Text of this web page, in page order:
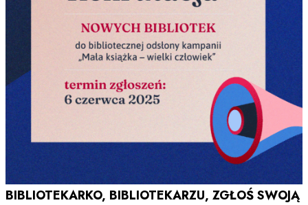
BIBLIOTEKARKO, BIBLIOTEKARZU, ZGŁOŚ SWOJĄ